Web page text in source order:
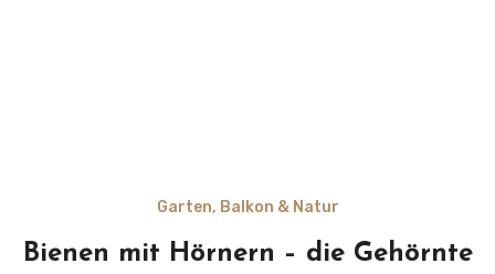
Garten, Balkon & Natur
Bienen mit Hörnern – die Gehörnte